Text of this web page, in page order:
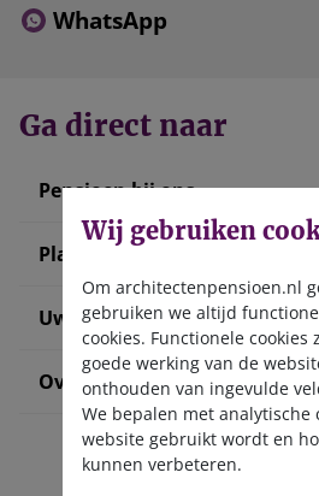
WhatsApp
Ga direct naar
Pensioen bij ons
Plan uw pensioen
Uw situatie verandert
Over ons
Wij gebruiken
Om architectenpensioen.nl
gebruiken we altijd
cookies. Functionele cookies
goede werking van de
onthouden van ingevulde
We bepalen met analytische
website gebruikt wordt en
kunnen verbeteren.